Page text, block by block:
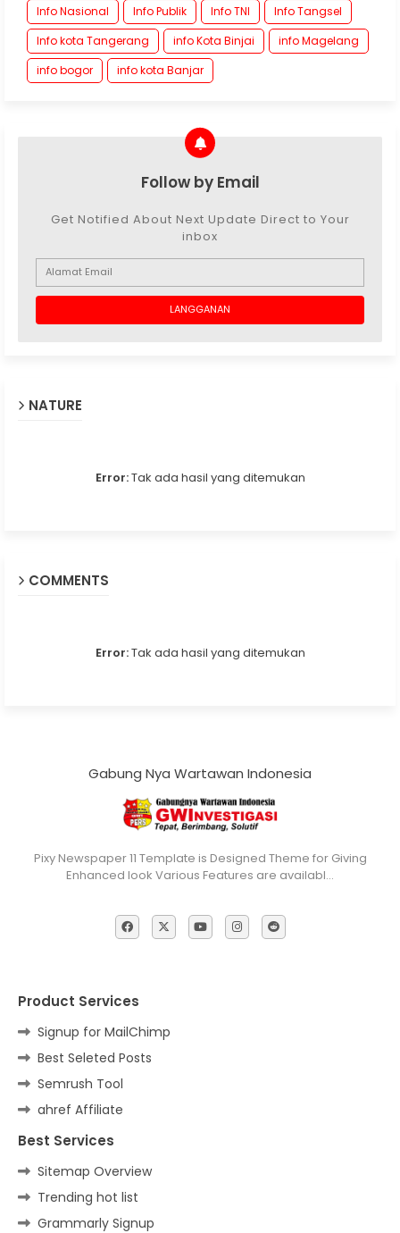
Info Nasional
Info Publik Info TNI
Info Tangsel
Info kota Tangerang
info Kota Binjai
info Magelang
info bogor
info kota Banjar
Follow by Email
Get Notified About Next Update Direct to Your
inbox
NATURE
Error:Tak ada hasil yang ditemukan
COMMENTS
Error:Tak ada hasil yang ditemukan
Gabung Nya Wartawan Indonesia
Pixy Newspaper 11 Template is Designed Theme for Giving
Enhanced look Various Features are availabl…
Product Services
Signup for MailChimp
Best Seleted Posts
Semrush Tool
ahref Affiliate
Best Services
Sitemap Overview
Trending hot list
Grammarly Signup